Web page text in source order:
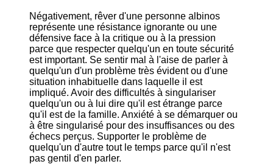
Négativement, rêver d'une personne albinos
représente une résistance ignorante ou une
défensive face à la critique ou à la pression
parce que respecter quelqu'un en toute sécurité
est important. Se sentir mal à l'aise de parler à
quelqu'un d'un problème très évident ou d'une
situation inhabituelle dans laquelle il est
impliqué. Avoir des difficultés à singulariser
quelqu'un ou à lui dire qu'il est étrange parce
qu'il est de la famille. Anxiété à se démarquer ou
à être singularisé pour des insuffisances ou des
échecs perçus. Supporter le problème de
quelqu'un d'autre tout le temps parce qu'il n'est
pas gentil d'en parler.